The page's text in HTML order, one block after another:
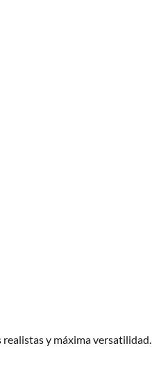
realistas y máxima versatilidad.